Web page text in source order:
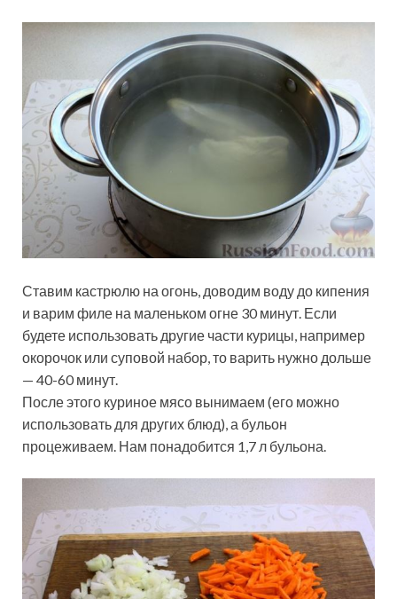
Ставим кастрюлю на огонь, доводим воду до кипения
и варим филе на маленьком огне 30 минут. Если
будете использовать другие части курицы, например
окорочок или суповой набор, то варить нужно дольше
— 40-60 минут.
После этого куриное мясо вынимаем (его можно
использовать для других блюд), а бульон
процеживаем. Нам понадобится 1,7 л бульона.